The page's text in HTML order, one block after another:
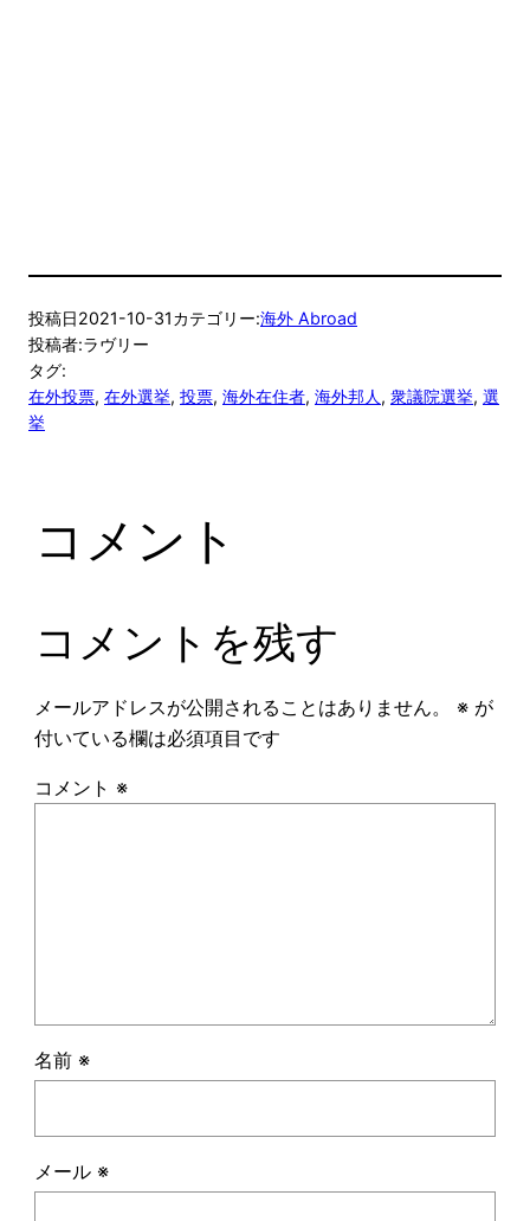
投稿日2021-10-31カテゴリー:海外 Abroad
投稿者:ラヴリー
タグ:
在外投票, 在外選挙, 投票, 海外在住者, 海外邦人 , 衆議院選挙, 選
挙
コメント
コメントを残す
メールアドレスが公開されることはありません。 ※が
付いている欄は必須項目です
コメント ※
名前 ※
メール ※